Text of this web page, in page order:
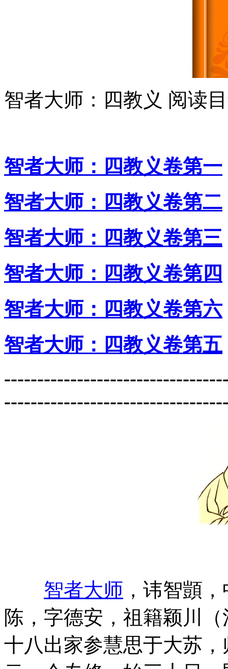
智者大师：四教义 阅读
智者大师：四教义卷第一
智者大师：四教义卷第二
智者大师：四教义卷第三
智者大师：四教义卷第四
智者大师：四教义卷第六
智者大师：四教义卷第五
智者大师 ，讳智顗
陈，字德安，祖籍颖川
十八出家参慧思于大苏